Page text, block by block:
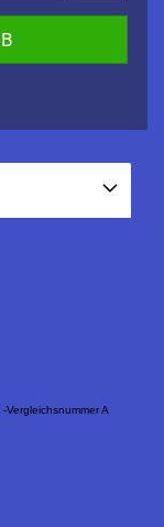
-Vergleichsnummer A